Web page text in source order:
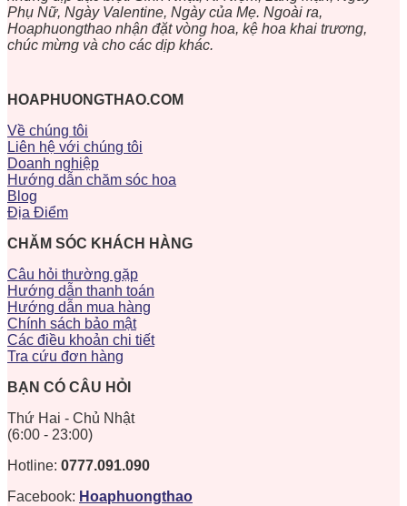
Phụ Nữ, Ngày Valentine, Ngày của Mẹ. Ngoài ra,
Hoaphuongthao nhận đặt vòng hoa, kệ hoa khai trương,
chúc mừng và cho các dịp khác.
HOAPHUONGTHAO.COM
Về chúng tôi
Liên hệ với chúng tôi
Doanh nghiệp
Hướng dẫn chăm sóc hoa
Blog
Địa Điểm
CHĂM SÓC KHÁCH HÀNG
Câu hỏi thường gặp
Hướng dẫn thanh toán
Hướng dẫn mua hàng
Chính sách bảo mật
Các điều khoản chi tiết
Tra cứu đơn hàng
BẠN CÓ CÂU HỎI
Thứ Hai - Chủ Nhật
(6:00 - 23:00)
Hotline: 0777.091.090
Facebook: Hoaphuongthao